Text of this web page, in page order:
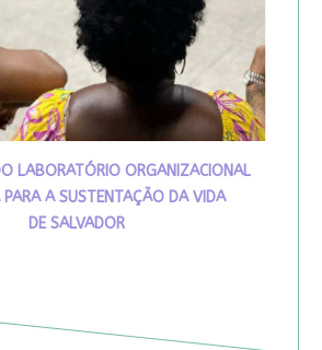
LABORATÓRIO ORGANIZACIONAL
PARA A SUSTENTAÇÃO DA VIDA
DE SALVADOR